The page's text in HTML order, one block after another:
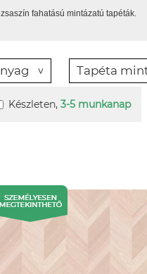
fahatású mintázatú tapéták.
Tapéta
Készleten, 3-5 munkanap